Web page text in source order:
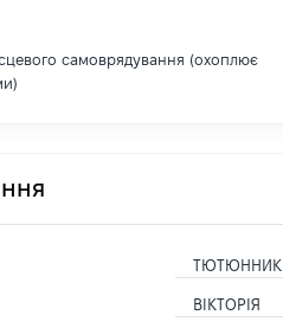
самоврядування (охоплює
ТЮТЮННИК
ВІКТОРІЯ